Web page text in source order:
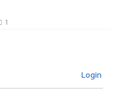
1
Login